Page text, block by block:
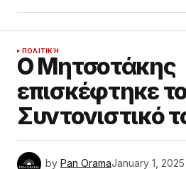
ΠΟΛΙΤΙΚΉ
Ο Μητσοτάκης
επισκέφτηκε
Συντονιστικό
by Pan OramaJanuary 1, 2025